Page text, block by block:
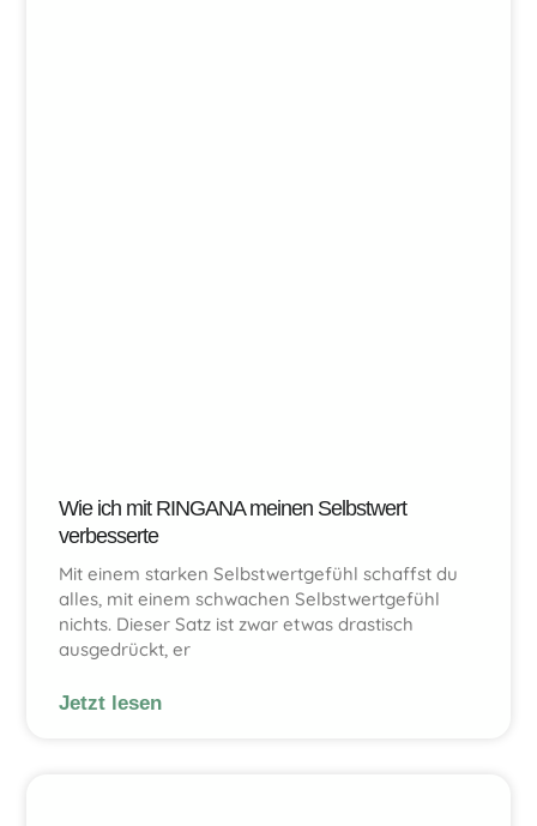
Wie ich mit RINGANA meinen Selbstwert
verbesserte
Mit einem starken Selbstwertgefühl schaffst du
alles, mit einem schwachen Selbstwertgefühl
nichts. Dieser Satz ist zwar etwas drastisch
ausgedrückt, er
Jetzt lesen